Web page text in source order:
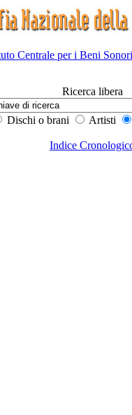
Centrale per i Beni
Ricerca libera
Dischi o brani Artisti
Indice